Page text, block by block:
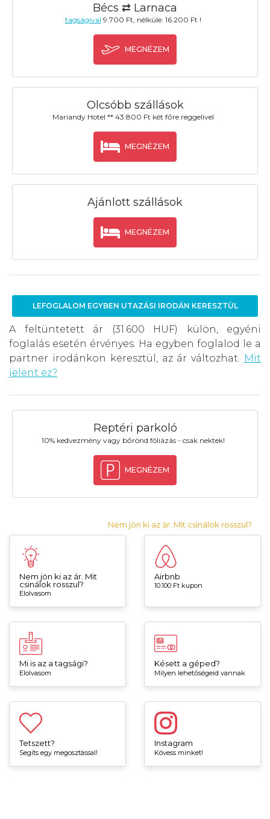
Bécs ⇄ Larnaca
tagságival 9.700 Ft, nélküle: 16.200 Ft !
MEGNÉZEM
Olcsóbb szállások
Mariandy Hotel ** 43.800 Ft két főre reggelivel
MEGNÉZEM
Ajánlott szállások
MEGNÉZEM
LEFOGLALOM EGYBEN UTAZÁSI IRODÁN KERESZTÜL
A feltüntetett ár (31.600 HUF) külön, egyéni
foglalás esetén érvényes. Ha egyben foglalod le a
partner irodánkon keresztül, az ár változhat. Mit
jelent ez?
Reptéri parkoló
10% kedvezmény vagy bőrönd fóliázás - csak nektek!
MEGNÉZEM
Nem jön ki az ár. Mit csinálok rosszul?
Nem jön ki az ár. Mit
csinálok rosszul?
Elolvasom
Airbnb
10.100 Ft kupon
Mi is az a tagsági?
Elolvasom
Késett a géped?
Milyen lehetőségeid vannak
Tetszett?
Segíts egy megosztással!
Instagram
Kövess minket!